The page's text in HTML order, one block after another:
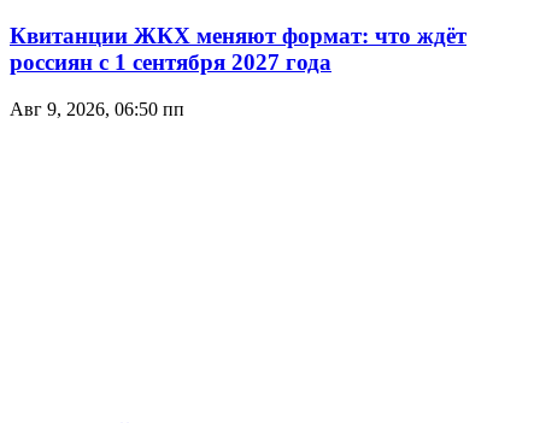
Квитанции ЖКХ меняют формат: что ждёт
россиян с 1 сентября 2027 года
Авг 9, 2026, 06:50 пп